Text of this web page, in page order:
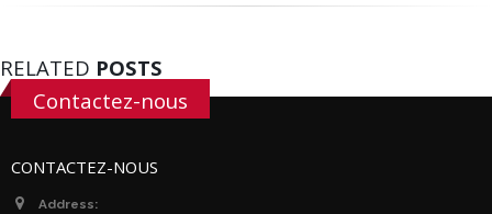
RELATED POSTS
Contactez-nous
CONTACTEZ-NOUS
Address: